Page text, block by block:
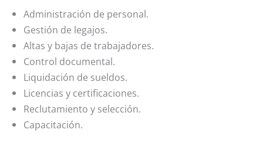
Administración de personal.
Gestión de legajos.
Altas y bajas de trabajadores.
Control documental.
Liquidación de sueldos.
Licencias y certificaciones.
Reclutamiento y selección.
Capacitación.